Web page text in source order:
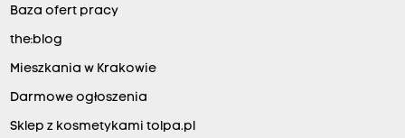
Baza ofert pracy
the:blog
Mieszkania w Krakowie
Darmowe ogłoszenia
Sklep z kosmetykami tolpa.pl